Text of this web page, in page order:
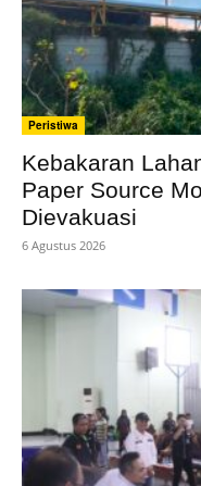
Peristiwa
Kebakaran
Paper Source
Dievakuasi
6 Agustus 2026